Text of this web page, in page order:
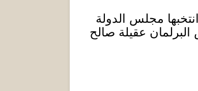
مجلس الدولة
عقيلة صالح